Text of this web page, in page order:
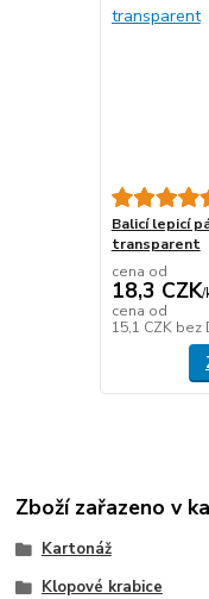
Balicí lepicí
transparent
cena od
18,3 CZK/
cena od
15,1 CZK bez
Zboží zařazeno v
Kartonáž
Klopové krabice